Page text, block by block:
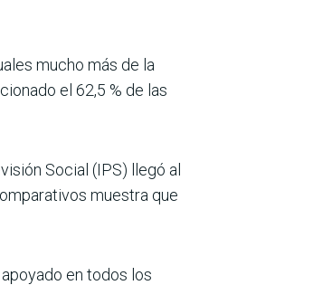
mucho más de la
el 62,5 % de las
Social (IPS) llegó al
muestra que
en todos los